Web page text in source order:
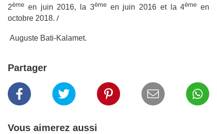
2ème en juin 2016, la 3èmeen juin 2016 et la 4ème en
octobre 2018. /
Auguste Bati-Kalamet.
Partager
Vous aimerez aussi